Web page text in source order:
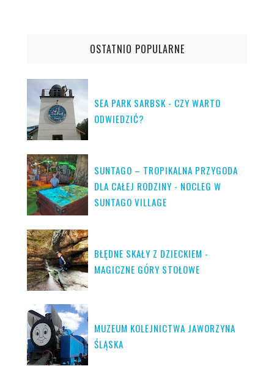
OSTATNIO POPULARNE
SEA PARK SARBSK - CZY WARTO
ODWIEDZIĆ?
SUNTAGO – TROPIKALNA PRZYGODA
DLA CAŁEJ RODZINY - NOCLEG W
SUNTAGO VILLAGE
BŁĘDNE SKAŁY Z DZIECKIEM -
MAGICZNE GÓRY STOŁOWE
MUZEUM KOLEJNICTWA JAWORZYNA
ŚLĄSKA